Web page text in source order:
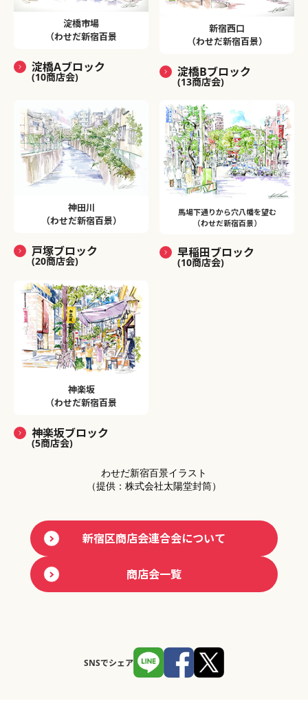
淀橋市場
（わせだ新宿百景
淀橋Aブロック
(10商店会)
新宿西口
（わせだ新宿百景）
淀橋Bブロック
(13商店会)
神田川
（わせだ新宿百景）
戸塚ブロック
(20商店会)
馬場下通りから穴八幡を望む
（わせだ新宿百景）
早稲田ブロック
(10商店会)
神楽坂
（わせだ新宿百景
神楽坂ブロック
(5商店会)
わせだ新宿百景イラスト
（提供：株式会社太陽堂封筒）
新宿区商店会連合会について
商店会一覧
SNSでシェア